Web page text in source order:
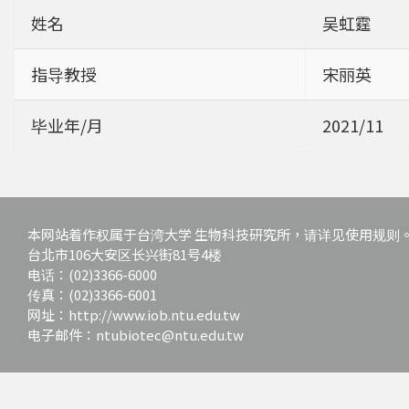
姓名 吴虹霆
指导教授 宋丽英
毕业年/月 2021/11
本网站着作权属于台湾大学 生物科技研究所，请详见使用规则
台北市106大安区长兴街81号4楼
电话：(02)3366-6000
传真：(02)3366-6001
网址：http://www.iob.ntu.edu.tw
电子邮件：ntubiotec@ntu.edu.tw